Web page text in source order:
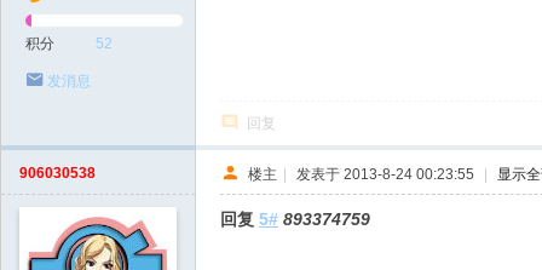
积分 52
发消息
回复
906030538 楼主 | 发表于 2013-8-24 00:23:55 | 显示
回复 5# 893374759